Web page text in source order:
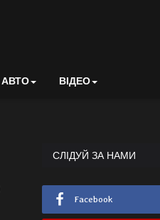
АВТО ВІДЕО
СЛІДУЙ ЗА НАМИ
Facebook